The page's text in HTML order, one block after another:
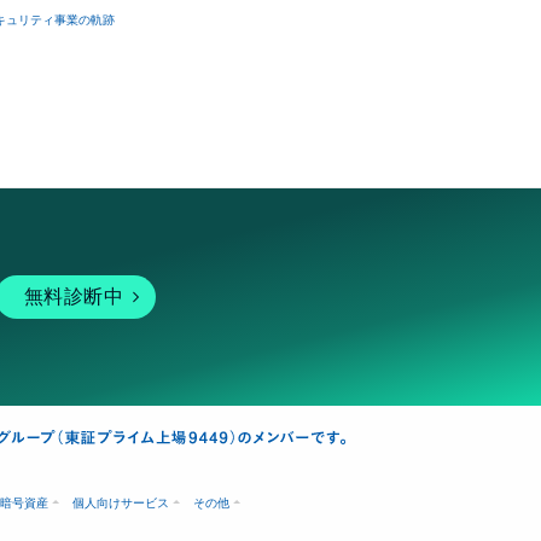
ュリティ事業の軌跡
無料診断中
暗号資産 個人向けサービス その他